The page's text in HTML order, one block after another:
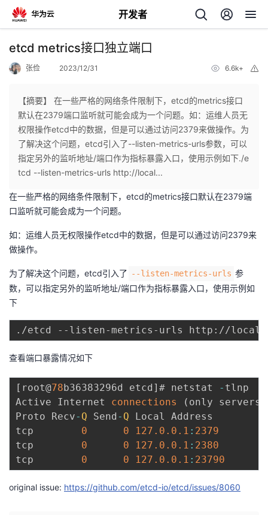
开发者
返
个
人
主
页
我
的
开
者
我
博
客
的
论
坛
我
的
圈
子
我
的
直
播
我
的
活
我
的
我
etcd metrics接口独立端口
张俭 2023/12/31 6.6k+
【摘要】 在一些严格的网络条件限制下，etcd的metrics接口
默认在2379端口监听就可能会成为一个问题。如：运维人员无
权限操作etcd中的数据，但是可以通过访问2379来做操作。为
了解决这个问题，etcd引入了--listen-metrics-urls参数，可以
指定另外的监听地址/端口作为指标暴露入口，使用示例如下./e
tcd --listen-metrics-urls http://local...
在一些严格的网络条件限制下，etcd的metrics接口默认在2379端
口监听就可能会成为一个问题。
如：运维人员无权限操作etcd中的数据，但是可以通过访问2379来
做操作。
为了解决这个问题，etcd引入了 --listen-metrics-urls 参
数，可以指定另外的监听地址/端口作为指标暴露入口，使用示例如
下
查看端口暴露情况如下
[ root@78b36383296d etcd ] # netstat - tlnp
Active Internet connections ( only servers
Proto Recv- Q Send - Q Local Address
tcp 0 0 127.0 .0 .1 : 2379
tcp 0 0 127.0 .0 .1 : 2380
tcp 0 0 127.0 .0 .1 : 23790
original issue: https://github.com/etcd-io/etcd/issues/8060